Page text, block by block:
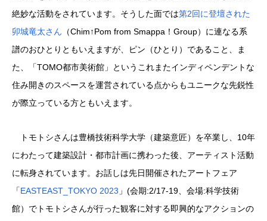
絶妙な活動をされています。そうした面では第2回に登壇された
卯城竜太さん （Chim↑Pom from Smappa！Group）に連なる系
譜のおひとりともいえますが、ピン（ひとり）であること、ま
た、「TOMO都市美術館」というこれまたインディペンデントな
住み開きのスペースを運営されている点からもユニークな先鋭性
が際立っている方ともいえます。
トモトシさんは豊橋技術科学大学（建築意匠）を卒業し、10年
にわたって建築設計・都市計画に携わった後、アーティスト活動
に転身されています。お話しは先日開催されたアートフェア
「EASTEAST_TOKYO 2023 」(会期:2/17-19、会場:科学技術
館）でトモトシさんが行った観客に対する即興的なアクションの